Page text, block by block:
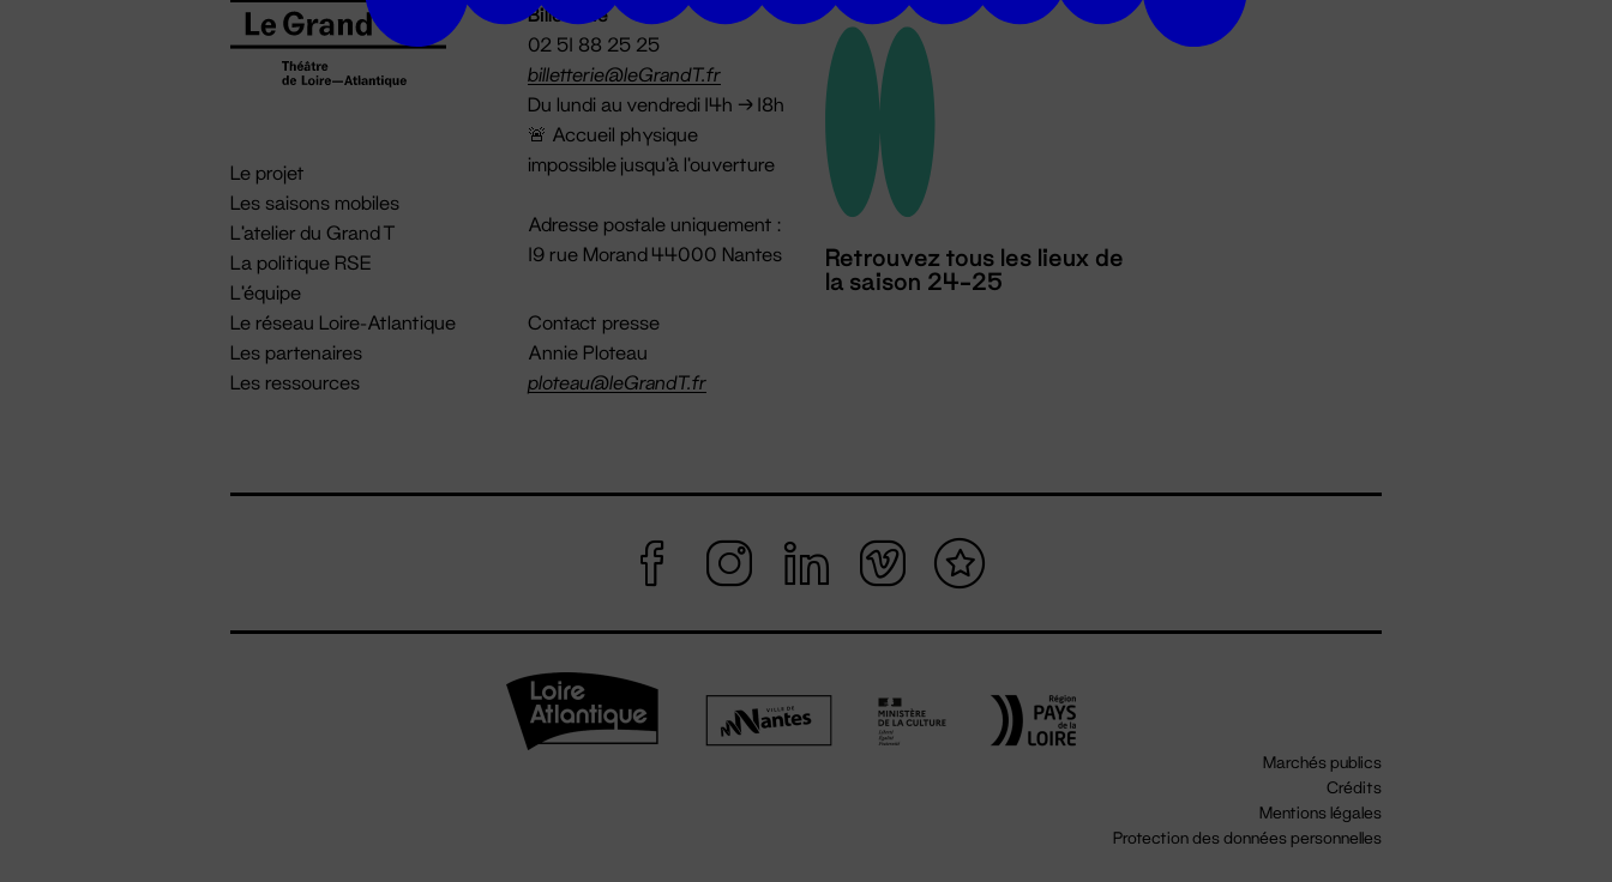
Le projet
Les saisons mobiles
L'atelier du Grand T
La politique RSE
L'équipe
Le réseau Loire-Atlantique
Les partenaires
Les ressources
Billetterie
02 51 88 25 25
billetterie@leGrandT.fr
Du lundi au vendredi 14h → 18h
🚨 Accueil physique
impossible jusqu'à l'ouverture
Adresse postale uniquement :
19 rue Morand 44000 Nantes
Contact presse
Annie Ploteau
ploteau@leGrandT.fr
Retrouvez tous les lieux de
la saison 24-25
Marchés publics
Crédits
Mentions légales
Protection des données personnelles